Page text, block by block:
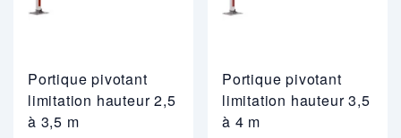
Portique pivotant
limitation hauteur 2,5
à 3,5 m
Portique pivotant
limitation hauteur 3,5
à 4 m